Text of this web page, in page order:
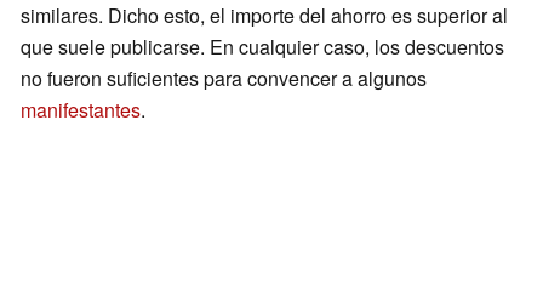
similares. Dicho esto, el importe del ahorro es superior al
que suele publicarse. En cualquier caso, los descuentos
no fueron suficientes para convencer a algunos
manifestantes.